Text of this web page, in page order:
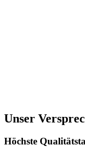
Unser
Höchste